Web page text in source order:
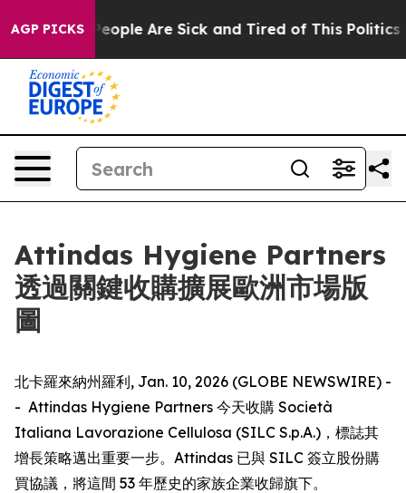
AGP PICKS
Win: “People Are Sick and Tired of This Politics of
Attindas Hygiene Partners
透過關鍵收購擴展歐洲市場版
圖
北卡羅來納州羅利, Jan. 10, 2026 (GLOBE NEWSWIRE) -
- Attindas Hygiene Partners 今天收購 Società
Italiana Lavorazione Cellulosa (SILC S.p.A.)，標誌其
增長策略邁出重要一步。Attindas 已與 SILC 簽立股份購
買協議，將這間 53 年歷史的家族企業收歸旗下。